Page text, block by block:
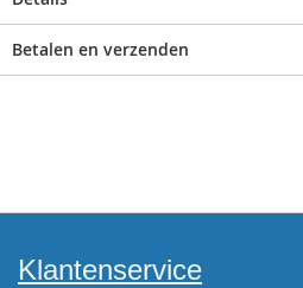
Betalen en verzenden
Klantenservice